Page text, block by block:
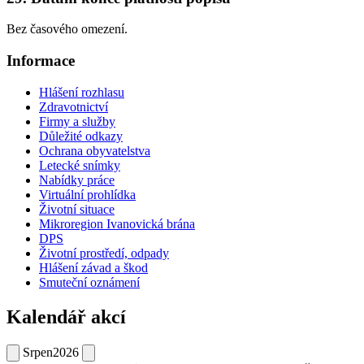
Bez časového omezení.
Informace
Hlášení rozhlasu
Zdravotnictví
Firmy a služby
Důležité odkazy
Ochrana obyvatelstva
Letecké snímky
Nabídky práce
Virtuální prohlídka
Životní situace
Mikroregion Ivanovická brána
DPS
Životní prostředí, odpady
Hlášení závad a škod
Smuteční oznámení
Kalendář akcí
Srpen2026